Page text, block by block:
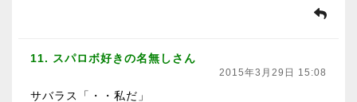
11. スパロボ好きの名無しさん
2015年3月29日 15:08
サバラス「・・私だ」